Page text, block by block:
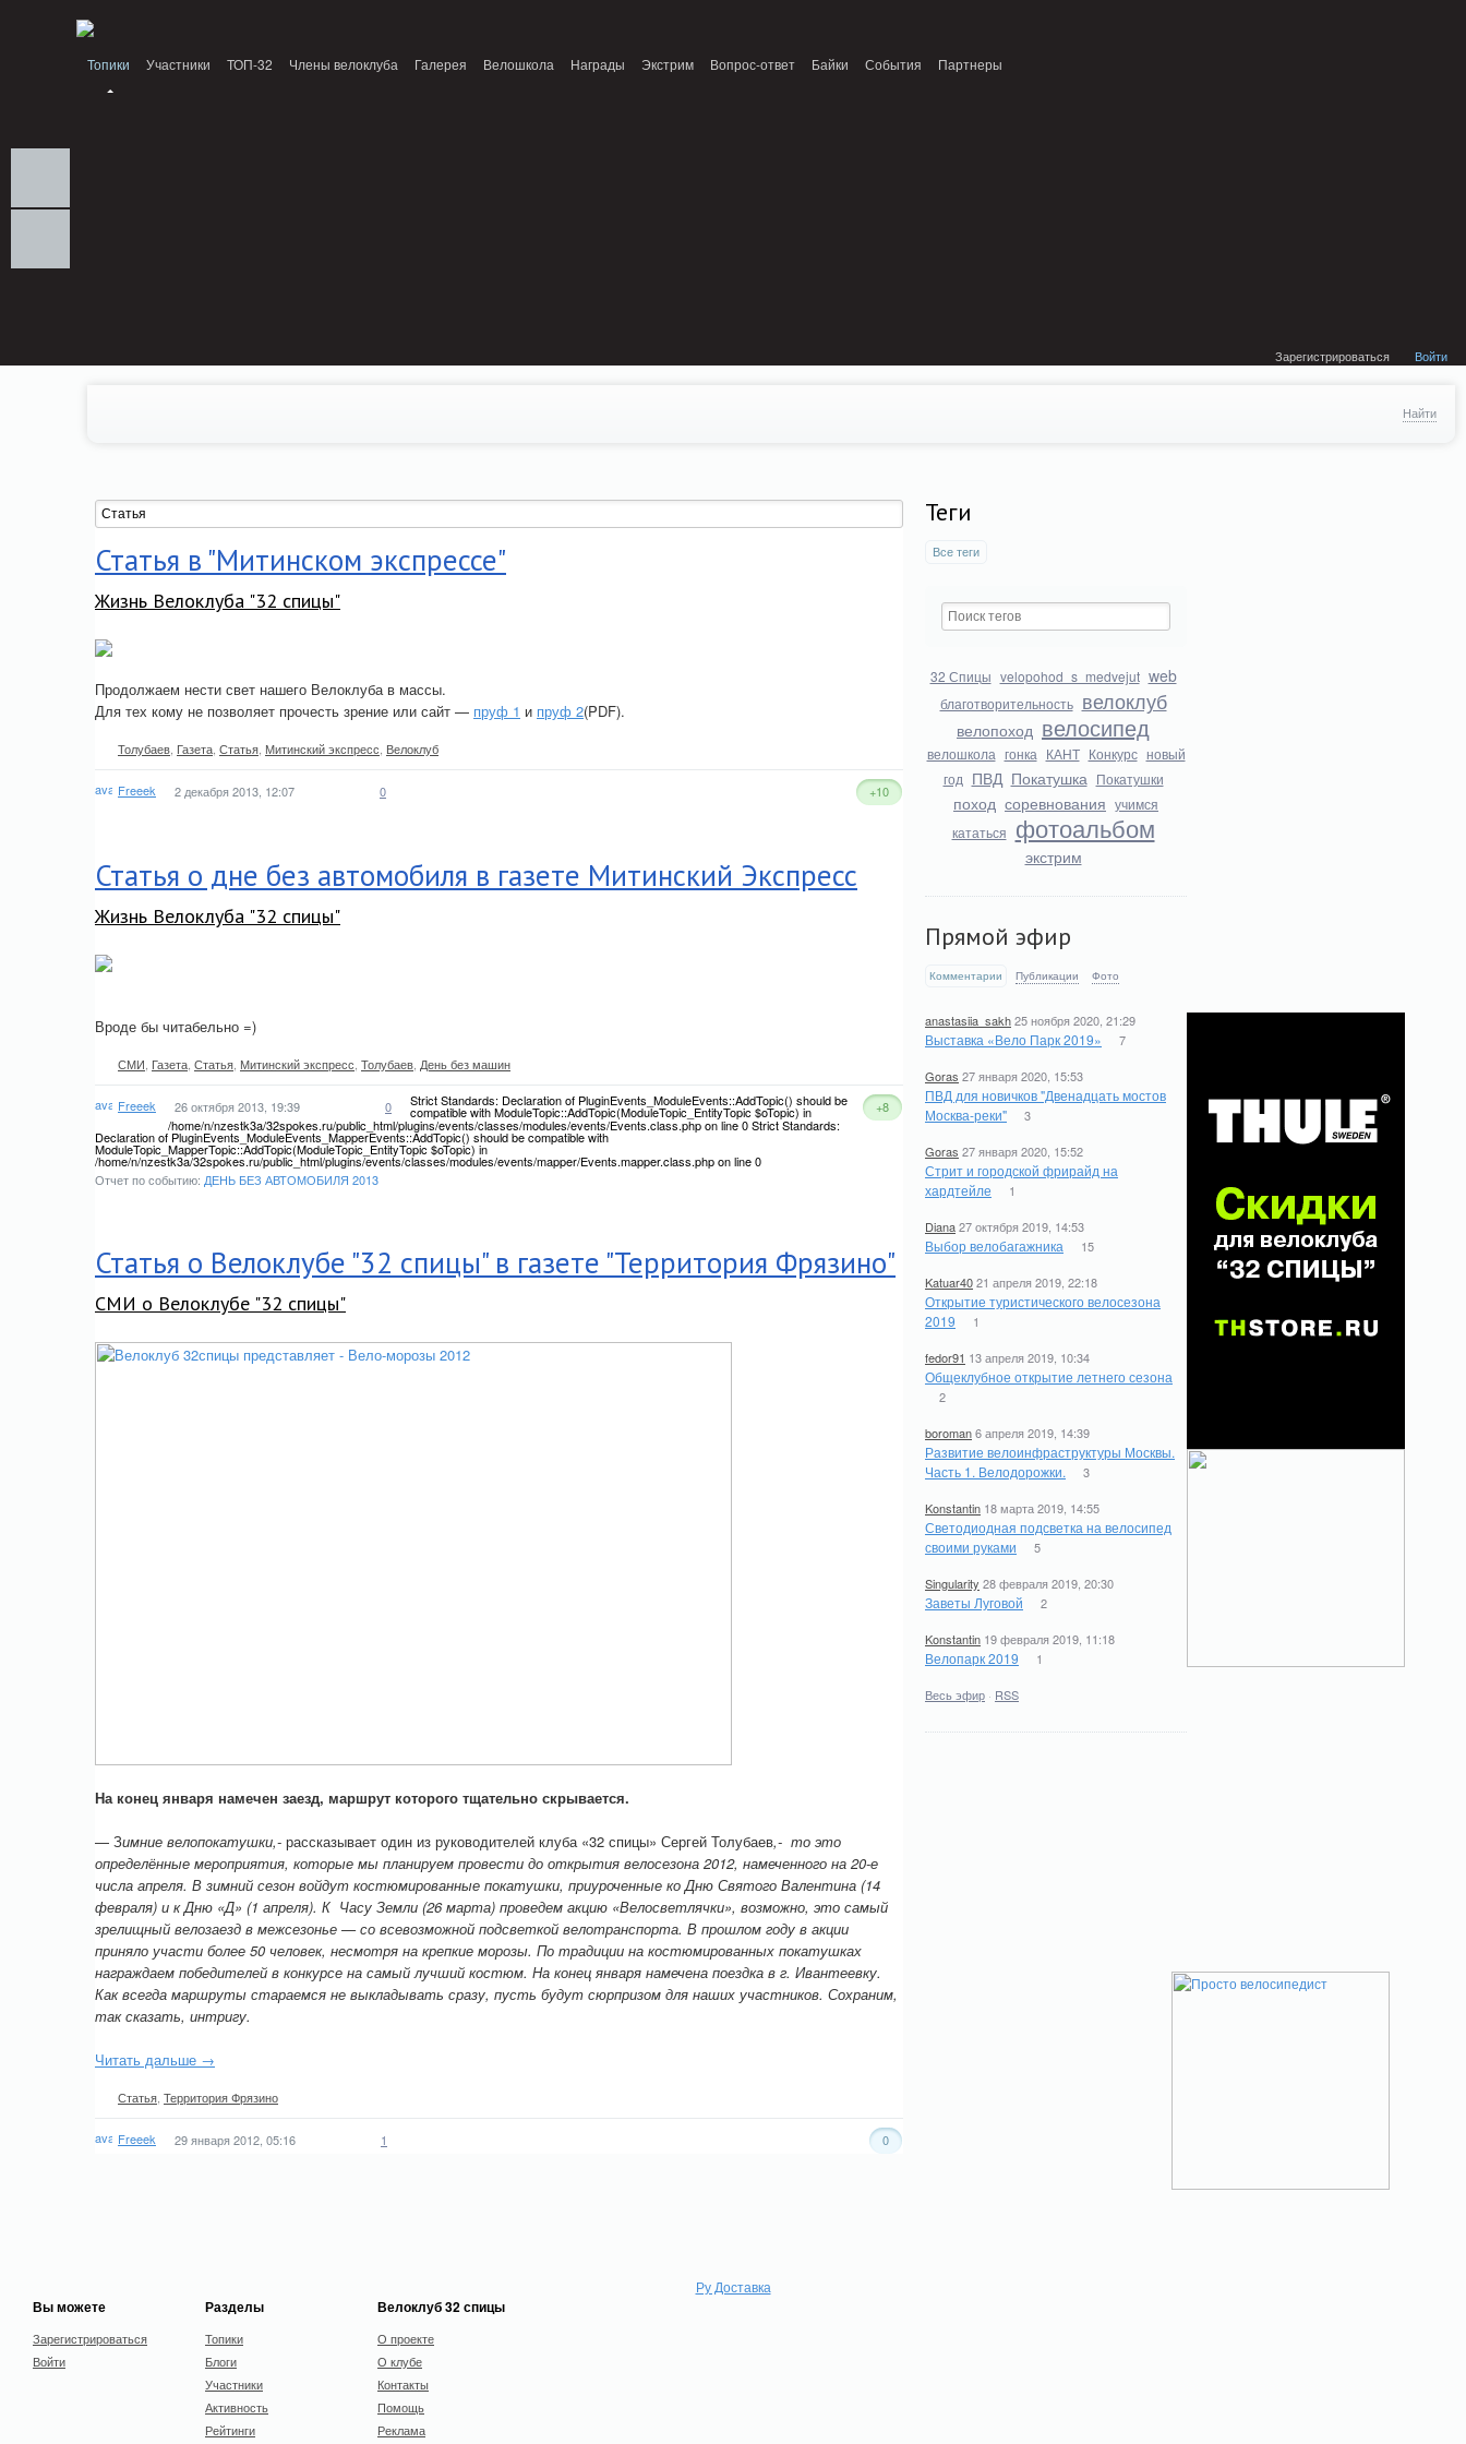
Топики Участники ТОП-32 Члены велоклуба Галерея Велошкола Награды Экстрим Вопрос-ответ Байки События Партнеры
Зарегистрироваться Войти
Найти
Теги
Все теги
32 Спицы velopohod_s_medvejut web
благотворительность велоклуб
велопоход велосипед
велошкола гонка КАНТ Конкурс новый
год ПВД Покатушка Покатушки
поход соревнования учимся
кататься фотоальбом
экстрим
Прямой эфир
Комментарии Публикации Фото
anastasiia_sakh25 ноября 2020, 21:29
Выставка «Вело Парк 2019» 7
Goras 27 января 2020, 15:53
ПВД для новичков "Двенадцать мостов
Москва-реки"
3
Goras 27 января 2020, 15:52
Стрит и городской фрирайд на
хардтейле
1
Diana27 октября 2019, 14:53
Выбор велобагажника 15
Katuar4021 апреля 2019, 22:18
Открытие туристического велосезона
2019
1
fedor91 13 апреля 2019, 10:34
Общеклубное открытие летнего сезона
2
boroman6 апреля 2019, 14:39
Развитие велоинфраструктуры Москвы.
Часть 1. Велодорожки.
3
Konstantin 18 марта 2019, 14:55
Светодиодная подсветка на велосипед
своими руками
5
Singularity 28 февраля 2019, 20:30
Заветы Луговой 2
Konstantin 19 февраля 2019, 11:18
Велопарк 2019 1
Весь эфир · RSS
Статья в "Митинском экспрессе"
Жизнь Велоклуба "32 спицы"
Продолжаем нести свет нашего Велоклуба в массы.
Для тех кому не позволяет прочесть зрение или сайт — пруф 1 и пруф 2(PDF).
Толубаев Газета Статья Митинский экспресс Велоклуб
Freeek 2 декабря 2013, 12:07 0 +10
Статья о дне без автомобиля в газете Митинский Экспресс
Жизнь Велоклуба "32 спицы"
Вроде бы читабельно =)
СМИ Газета Статья Митинский экспресс Толубаев День без машин
Freeek 26 октября 2013, 19:39 0 +8
Strict Standards: Declaration of PluginEvents_ModuleEvents::AddTopic() should be
compatible with ModuleTopic::AddTopic(ModuleTopic_EntityTopic $oTopic) in
/home/n/nzestk3a/32spokes.ru/public_html/plugins/events/classes/modules/events/Events.class.php on line 0 Strict Standards:
Declaration of PluginEvents_ModuleEvents_MapperEvents::AddTopic() should be compatible with
ModuleTopic_MapperTopic::AddTopic(ModuleTopic_EntityTopic $oTopic) in
/home/n/nzestk3a/32spokes.ru/public_html/plugins/events/classes/modules/events/mapper/Events.mapper.class.php on line 0
Отчет по событию: ДЕНЬ БЕЗ АВТОМОБИЛЯ 2013
Статья о Велоклубе "32 спицы" в газете "Территория Фрязино"
СМИ о Велоклубе "32 спицы"
На конец января намечен заезд, маршрут которого тщательно скрывается.
— Зимние велопокатушки,- рассказывает один из руководителей клуба «32 спицы» Сергей Толубаев,- то это
определённые мероприятия, которые мы планируем провести до открытия велосезона 2012, намеченного на 20-е
числа апреля. В зимний сезон войдут костюмированные покатушки, приуроченные ко Дню Святого Валентина (14
февраля) и к Дню «Д» (1 апреля). К Часу Земли (26 марта) проведем акцию «Велосветлячки», возможно, это самый
зрелищный велозаезд в межсезонье — со всевозможной подсветкой велотранспорта. В прошлом году в акции
приняло участи более 50 человек, несмотря на крепкие морозы. По традиции на костюмированных покатушках
награждаем победителей в конкурсе на самый лучший костюм. На конец января намечена поездка в г. Ивантеевку.
Как всегда маршруты стараемся не выкладывать сразу, пусть будут сюрпризом для наших участников. Сохраним,
так сказать, интригу.
Читать дальше →
Статья Территория Фрязино
Freeek 29 января 2012, 05:16 1 0
Ру Доставка
Вы можете
Зарегистрироваться
Войти
Разделы
Топики
Блоги
Участники
Активность
Рейтинги
Велоклуб 32 спицы
О проекте
О клубе
Контакты
Помощь
Реклама